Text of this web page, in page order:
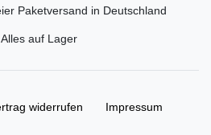
Paketversand in Deutschland
Alles auf Lager
widerrufen Impressum